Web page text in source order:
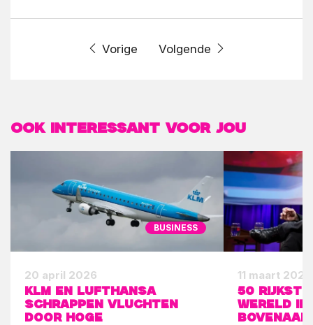
Vorige Volgende
Ook interessant voor jou
BUSINESS
20 april 2026
KLM en Lufthansa
schrappen vluchten
door hoge
11 maart 2026
50 rijkste
wereld in
bovenaan